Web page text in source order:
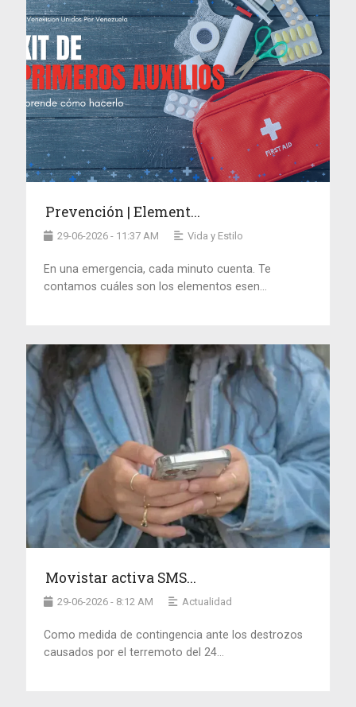
Prevención | Element...
29-06-2026 - 11:37 AM Vida y Estilo
En una emergencia, cada minuto cuenta. Te
contamos cuáles son los elementos esen...
Movistar activa SMS...
29-06-2026 - 8:12 AM Actualidad
Como medida de contingencia ante los destrozos
causados por el terremoto del 24...